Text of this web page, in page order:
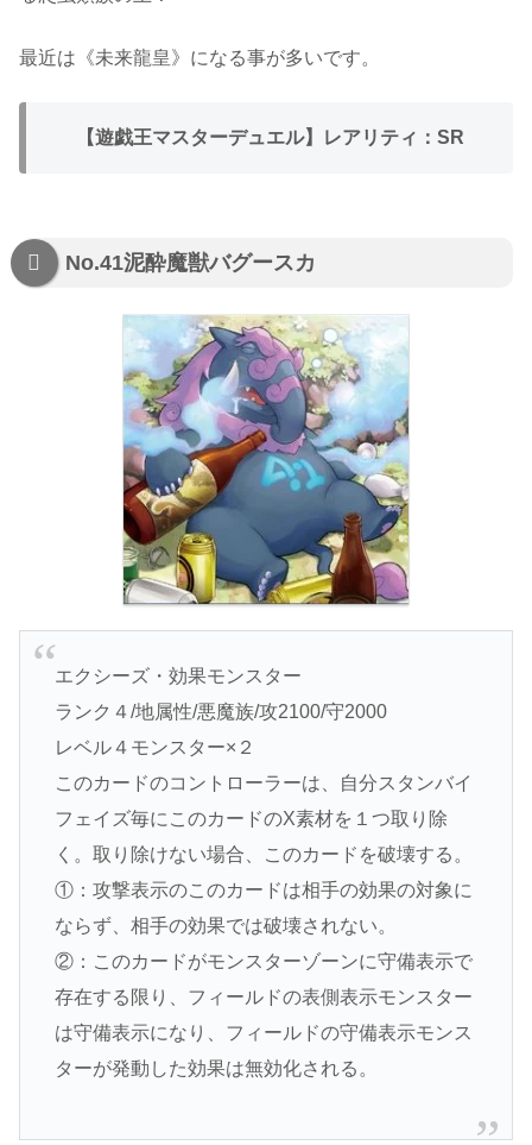
最近は《未来龍皇》になる事が多いです。
【遊戯王マスターデュエル】レアリティ：SR
No.41泥酔魔獣バグースカ
エクシーズ・効果モンスター
ランク４/地属性/悪魔族/攻2100/守2000
レベル４モンスター×２
このカードのコントローラーは、自分スタンバイ
フェイズ毎にこのカードのX素材を１つ取り除
く。取り除けない場合、このカードを破壊する。
①：攻撃表示のこのカードは相手の効果の対象に
ならず、相手の効果では破壊されない。
②：このカードがモンスターゾーンに守備表示で
存在する限り、フィールドの表側表示モンスター
は守備表示になり、フィールドの守備表示モンス
ターが発動した効果は無効化される。